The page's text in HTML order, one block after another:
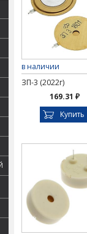
в наличии
ЗП-3 (2022г)
169.31 ₽
Купить